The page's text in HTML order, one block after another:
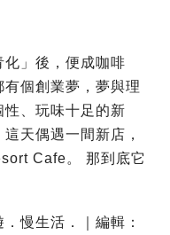
化」後，便成咖啡
個創業夢，夢與理
、玩味十足的新
天偶遇一間新店，
Cafe。 那到底它
慢生活．｜編輯：